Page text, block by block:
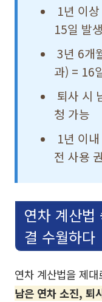
1년 이
15일 발생
3년 6개
과) = 16
퇴사 시
청 가능
1년 이
전 사용
연차 계산법
결 수월하다
연차 계산법을 제대
남은 연차 소진, 퇴